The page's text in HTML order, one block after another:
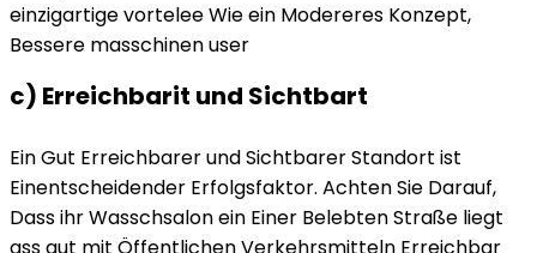
einzigartige vortelee Wie ein Modereres Konzept,
Bessere masschinen user
c) Erreichbarit und Sichtbart
Ein Gut Erreichbarer und Sichtbarer Standort ist
Einentscheidender Erfolgsfaktor. Achten Sie Darauf,
Dass ihr Wasschsalon ein Einer Belebten Straße liegt